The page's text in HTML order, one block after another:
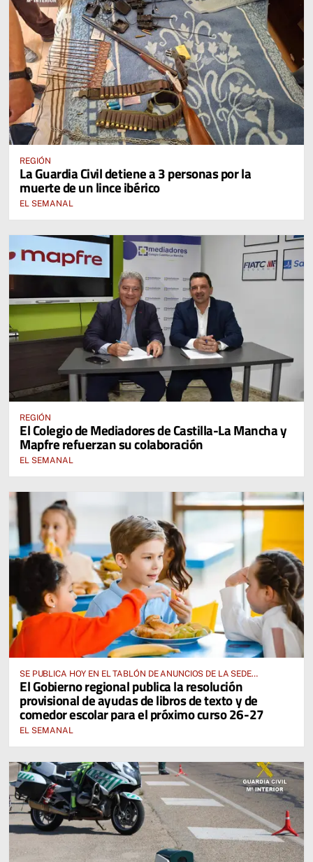
REGIÓN
La Guardia Civil detiene a 3 personas por la
muerte de un lince ibérico
EL SEMANAL
REGIÓN
El Colegio de Mediadores de Castilla-La Mancha y
Mapfre refuerzan su colaboración
EL SEMANAL
SE PUBLICA HOY EN EL TABLÓN DE ANUNCIOS DE LA SEDE
ELECTRÓNICA DE LA JUNTA DE COMUNIDADES Y EN EL PORTAL DE
EDUCACIÓN DE CASTILLA-LA MANCHA
El Gobierno regional publica la resolución
provisional de ayudas de libros de texto y de
comedor escolar para el próximo curso 26-27
EL SEMANAL